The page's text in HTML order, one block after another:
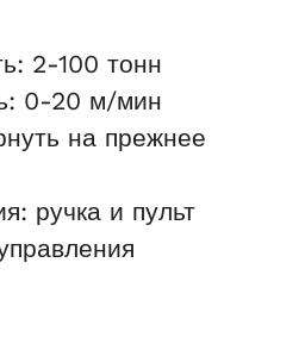
2-100 тонн
0-20 м/мин
на прежнее
ручка и пульт